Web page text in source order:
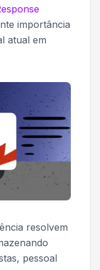
importância
atual em
resolvem
pessoal